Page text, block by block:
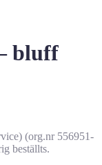
bluff
(org.nr 556951-
beställts.